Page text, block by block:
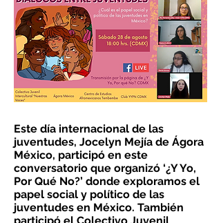
Este día internacional de las
juventudes, Jocelyn Mejía de Ágora
México, participó en este
conversatorio que organizó ‘¿Y Yo,
Por Qué No?’ donde exploramos el
papel social y político de las
juventudes en México. También